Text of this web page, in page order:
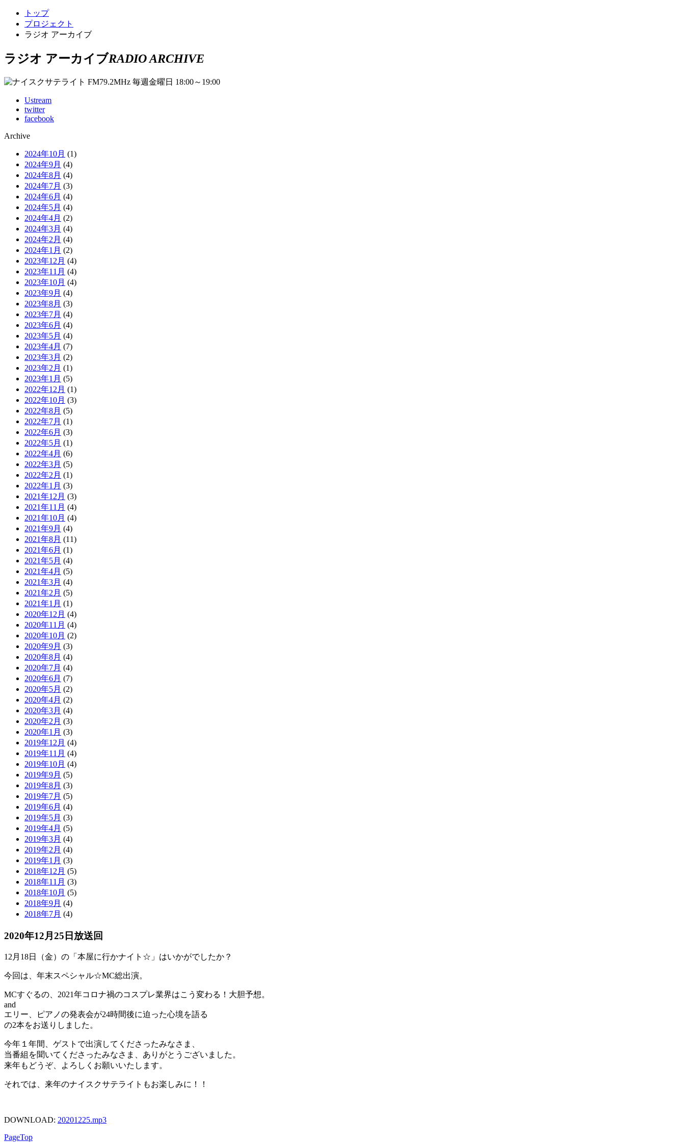
トップ
プロジェクト
ラジオ アーカイブ
ラジオ アーカイブRADIO ARCHIVE
Ustream
twitter
facebook
Archive
2024年10月 (1)
2024年9月 (4)
2024年8月 (4)
2024年7月 (3)
2024年6月 (4)
2024年5月 (4)
2024年4月 (2)
2024年3月 (4)
2024年2月 (4)
2024年1月 (2)
2023年12月 (4)
2023年11月 (4)
2023年10月 (4)
2023年9月 (4)
2023年8月 (3)
2023年7月 (4)
2023年6月 (4)
2023年5月 (4)
2023年4月 (7)
2023年3月 (2)
2023年2月 (1)
2023年1月 (5)
2022年12月 (1)
2022年10月 (3)
2022年8月 (5)
2022年7月 (1)
2022年6月 (3)
2022年5月 (1)
2022年4月 (6)
2022年3月 (5)
2022年2月 (1)
2022年1月 (3)
2021年12月 (3)
2021年11月 (4)
2021年10月 (4)
2021年9月 (4)
2021年8月 (11)
2021年6月 (1)
2021年5月 (4)
2021年4月 (5)
2021年3月 (4)
2021年2月 (5)
2021年1月 (1)
2020年12月 (4)
2020年11月 (4)
2020年10月 (2)
2020年9月 (3)
2020年8月 (4)
2020年7月 (4)
2020年6月 (7)
2020年5月 (2)
2020年4月 (2)
2020年3月 (4)
2020年2月 (3)
2020年1月 (3)
2019年12月 (4)
2019年11月 (4)
2019年10月 (4)
2019年9月 (5)
2019年8月 (3)
2019年7月 (5)
2019年6月 (4)
2019年5月 (3)
2019年4月 (5)
2019年3月 (4)
2019年2月 (4)
2019年1月 (3)
2018年12月 (5)
2018年11月 (3)
2018年10月 (5)
2018年9月 (4)
2018年7月 (4)
2020年12月25日放送回
12月18日（金）の「本屋に行かナイト☆」はいかがでしたか？
今回は、年末スペシャル☆MC総出演。
MCすぐるの、2021年コロナ禍のコスプレ業界はこう変わる！大胆予想。
and
エリー、ピアノの発表会が24時間後に迫った心境を語る
の2本をお送りしました。
今年１年間、ゲストで出演してくださったみなさま、
当番組を聞いてくださったみなさま、ありがとうございました。
来年もどうぞ、よろしくお願いいたします。
それでは、来年のナイスクサテライトもお楽しみに！！
DOWNLOAD: 20201225.mp3
PageTop